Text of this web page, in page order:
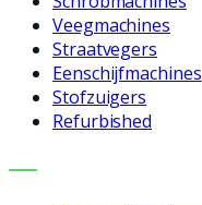
Veegmachines
Straatvegers
Eenschijfmachines
Stofzuigers
Refurbished
DIENSTEN